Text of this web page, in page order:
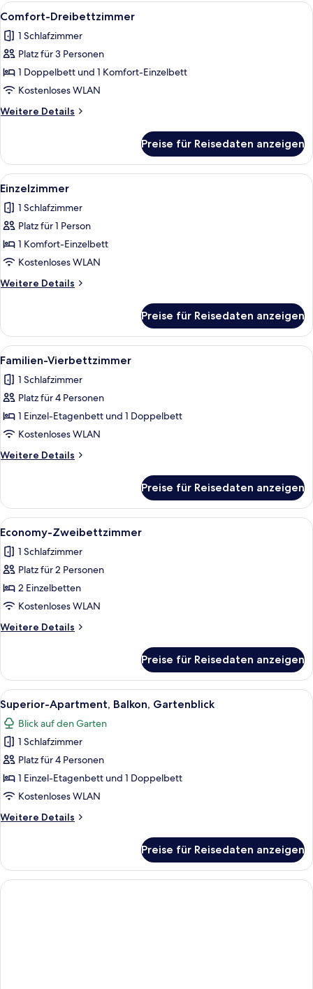
Alle
Fotos
für
Comfort-
Dreibettzimmer
anzeigen
Comfort-Dreibettzimmer |
4
Comfort-Dreibettzimmer
1 Schlafzimmer
Platz für 3 Personen
1 Doppelbett und 1 Komfort-Einzelbett
Kostenloses WLAN
Weitere Details
Weitere
Dreibettzimmer
Preise für Reisedaten anzeigen
Alle
Fotos
für
Einzelzimmer
anzeigen
1
Einzelzimmer
1 Schlafzimmer
Platz für 1 Person
1 Komfort-Einzelbett
Kostenloses WLAN
Weitere Details
Weitere
Preise für Reisedaten anzeigen
Alle
Fotos
für
Familien-
Vierbettzimmer
anzeigen
Familien-Vierbettzimmer |
5
Familien-Vierbettzimmer
1 Schlafzimmer
Platz für 4 Personen
1 Einzel-Etagenbett und 1 Doppelbett
Kostenloses WLAN
Weitere Details
Weitere
Vierbettzimmer
Preise für Reisedaten anzeigen
Alle
Fotos
für
Economy-
Zweibettzimmer
anzeigen
Economy-Zweibettzimmer |
2
Economy-Zweibettzimmer
1 Schlafzimmer
Platz für 2 Personen
2 Einzelbetten
Kostenloses WLAN
Weitere Details
Weitere
Zweibettzimmer
Preise für Reisedaten anzeigen
Alle
Fotos
für
Superior-
Apartment,
Balkon,
Gartenblick
Superior-Apartment, Balkon,
11
Superior-Apartment, Balkon, Gartenblick
Blick auf den Garten
1 Schlafzimmer
Platz für 4 Personen
1 Einzel-Etagenbett und 1 Doppelbett
Kostenloses WLAN
Weitere Details
Weitere
Apartment,
Balkon,
Gartenblick
Preise für Reisedaten anzeigen